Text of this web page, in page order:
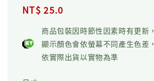
Regular
NT$ 25.0
商品包裝因時節性因素時有更新，
顯示顏色會依螢幕不同產生色差，
依實際出貨以實物為準